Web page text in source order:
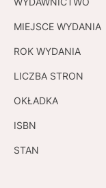
MIEJSCE WYDANIA
ROK WYDANIA
LICZBA STRON
OKŁADKA
ISBN
STAN